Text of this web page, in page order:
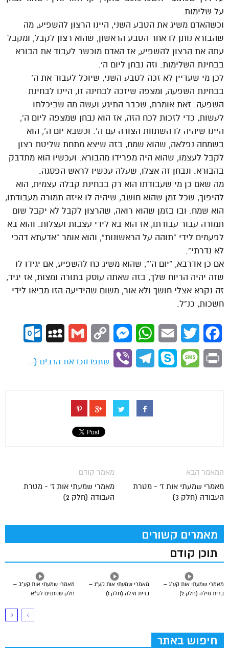
על שלימות.
וכשהאדם משיג את הטבע השני, היינו הרצון להשפיע, מה
שהבורא נותן לו אחר הטבע הראשון, שהוא רצון לקבל, ומקבל
עתה את הרצון להשפיע, אז האדם מוכשר לעבוד את הבורא
בבחינת השלימות. וזה נבחן ליום ה’.
לכן מי שעדיין לא זכה לטבע השני, שיוכל לעבוד את ה’
בבחינת השפעה, ומצפה שיזכה לבחינה זו, היינו לבחינת
השפעה. זאת אומרת, שכבר התיגע ועשה מה שביכלתו
לעשות, כדי לזכות לכח הזה, אז הוא נבחן שמצפה ליום ה’,
היינו שיהיה לו השתוות הצורה עם ה’. וכשבא יום ה’, הוא
בשמחה נפלאה, שהוא שמח, בזה שיצא מתחת שליטת רצון
לקבל לעצמו, שהוא היה מפרידו מהבורא. ועכשיו הוא מתדבק
בהבורא. ונבחן זה אצלו, שעלה עכשיו לראש הפסגה.
מה שאם כן מי שעבודתו הוא רק בבחינת קבלה עצמית, הוא
להיפוך, שכל זמן שהוא חושב, שיהיה לו איזה תמורה מעבודתו,
הוא שמח. ובו בזמן שהוא רואה, שהרצון לקבל לא יקבל שום
תמורה עבור עבודתו, אז הוא בא לידי עצבות ועצלות. והוא בא
לפעמים לידי “תוהה על הראשונות”, והוא אומר “אדעתא דהכי
לא נדרתי”.
אם כן אדרבא, “יום ה'”, שהוא משיג כח להשפיע, אם יגידו לו
שזה יהיה הריוח שלך, בזה שאתה עוסק בתורה ומצות, אז יגיד,
זה נקרא אצלי חושך ולא אור, משום שהידיעה הזו מביאו לידי
חשכות, כנ”ל.
Facebook
Twitter
Email
WhatsApp
Messenger
Copy
Gmail
MySpace
Print
Message
Skype
Telegram
Viber
שתפו וזכו את הרבים (-:
מאמר קודם
מאמרי שמעתי אות ז' - מטרת
העבודה (חלק 2)
המאמר הבא
מאמרי שמעתי אות ז' - מטרת
העבודה (חלק 3)
מאמרים קשורים
תוכן קודם
מאמרי שמעתי אות קע”ב –
חלק שנותנים לס”א
מאמרי שמעתי אות קע”ג –
ברית מילה (חלק 1)
מאמרי שמעתי אות קע”ג –
ברית מילה (חלק 2)
חיפוש באתר